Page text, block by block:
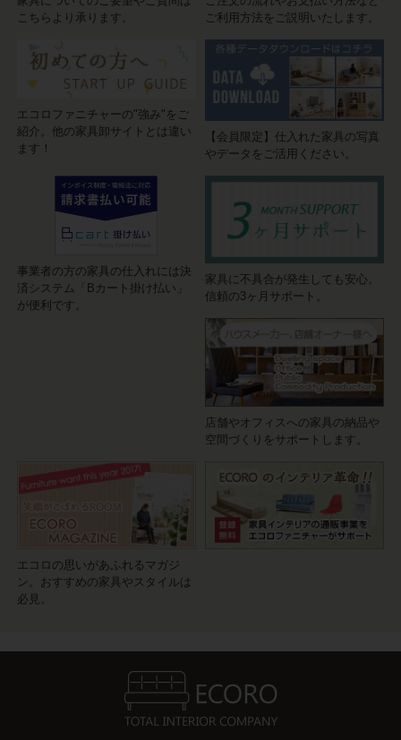
こちらより承ります。
ご利用方法をご説明いたします。
エコロファニチャーの"強み"をご
紹介。他の家具卸サイトとは違い
ます！
【会員限定】仕入れた家具の写真
やデータをご活用ください。
事業者の方の家具の仕入れには決
済システム「Bカート掛け払い」
が便利です。
家具に不具合が発生しても安心。
信頼の3ヶ月サポート。
店舗やオフィスへの家具の納品や
空間づくりをサポートします。
エコロの思いがあふれるマガジ
ン。おすすめの家具やスタイルは
必見。